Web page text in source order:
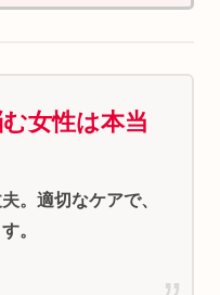
女性は本当
。 適切なケアで、
。